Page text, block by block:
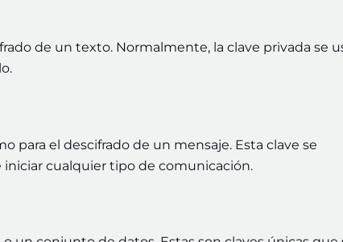
de un texto. Normalmente, la clave privada se
para el descifrado de un mensaje. Esta clave se
cualquier tipo de comunicación.